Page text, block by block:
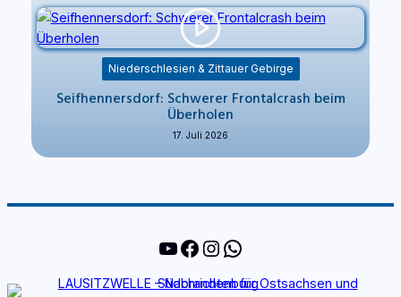
Niederschlesien & Zittauer Gebirge
Seifhennersdorf: Schwerer Frontalcrash beim
Überholen
17. Juli 2026
YouTube
Facebook
Instagram
WhatsApp